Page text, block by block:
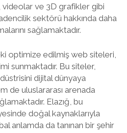
videolar ve 3D grafikler gibi
sektörü hakkında daha
sağlamaktadır.
optimize edilmiş web siteleri,
sunmaktadır. Bu siteler,
dijital dünyaya
de uluslararası arenada
Elazığ, bu
doğal kaynaklarıyla
anlamda da tanınan bir şehir